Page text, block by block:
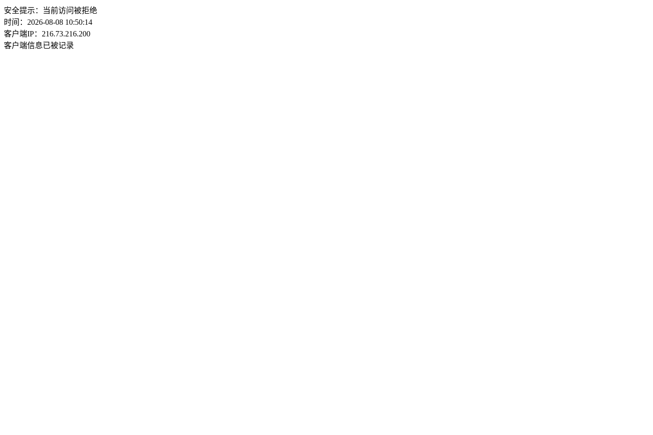
安全提示：当前访问被拒绝
时间：2026-08-08 10:50:14
客户端IP：216.73.216.200
客户端信息已被记录